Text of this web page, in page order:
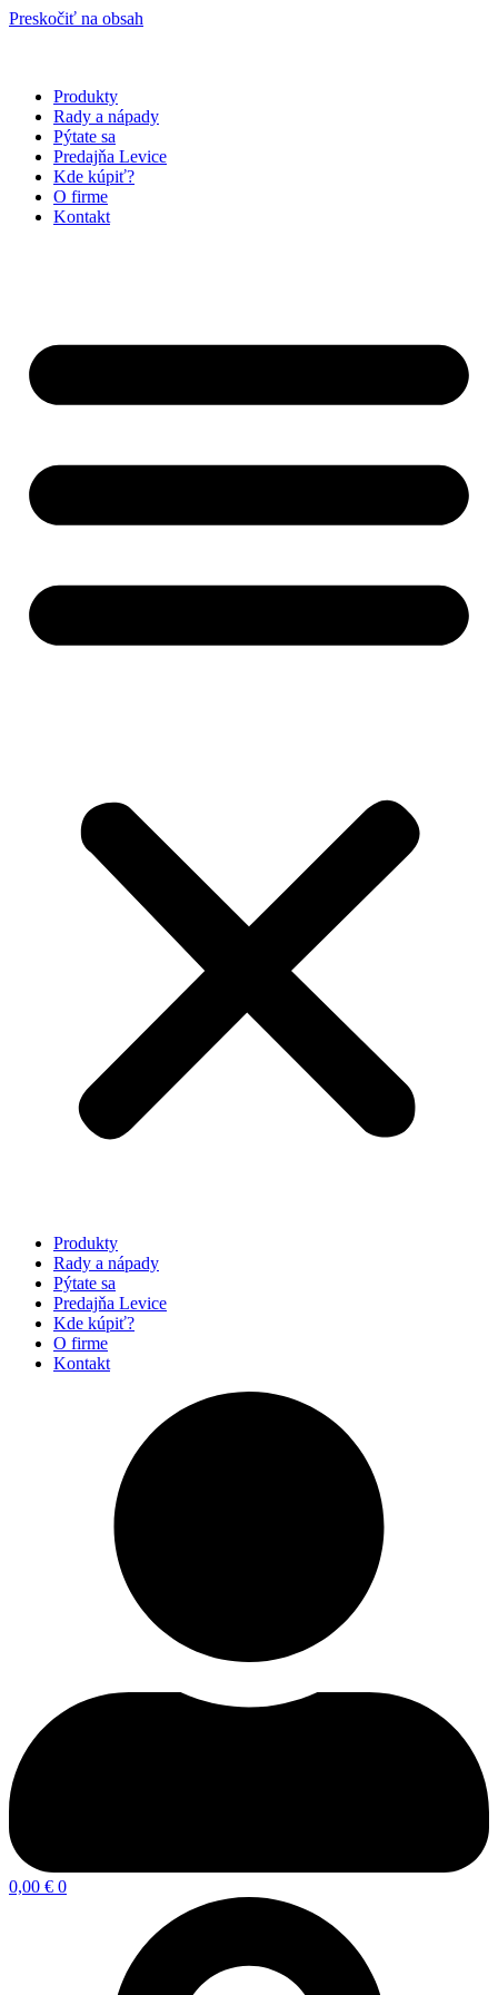
Preskočiť na obsah
Produkty
Rady a nápady
Pýtate sa
Predajňa Levice
Kde kúpiť?
O firme
Kontakt
Produkty
Rady a nápady
Pýtate sa
Predajňa Levice
Kde kúpiť?
O firme
Kontakt
0,00 € 0